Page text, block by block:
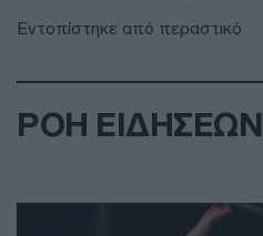
Εντοπίστηκε από περαστικό
ΡΟΗ ΕΙΔΗΣΕΩΝ